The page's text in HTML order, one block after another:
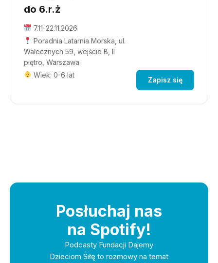
do 6.r.ż
7.11-22.11.2026
Poradnia Latarnia Morska, ul.
Walecznych 59, wejście B, II
piętro, Warszawa
Wiek: 0-6 lat
Zapisz się
Posłuchaj nas
na Spotify!
Podcasty Fundacji Dajemy
Dzieciom Siłę to rozmowy na temat